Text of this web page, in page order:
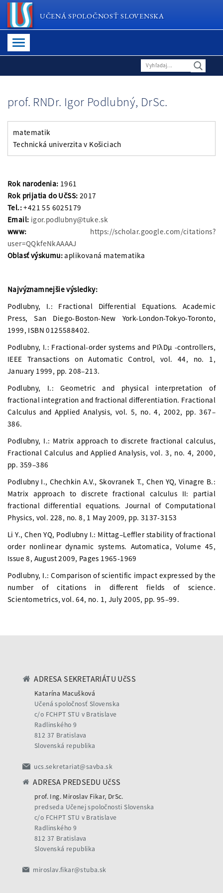
UČENÁ SPOLOČNOSŤ SLOVENSKA
prof. RNDr. Igor Podlubný, DrSc.
matematik
Technická univerzita v Košiciach
Rok narodenia: 1961
Rok prijatia do UčSS: 2017
Tel.:+421 55 6025179
Email: igor.podlubny@tuke.sk
www: https://scholar.google.com/citations?
user=QQkfeNkAAAAJ
Oblasť výskumu:aplikovaná matematika
Najvýznamnejšie výsledky:
Podlubny, I.: Fractional Differential Equations. Academic
Press, San Diego-Boston-New York-London-Tokyo-Toronto,
1999, ISBN 0125588402.
Podlubny, I.: Fractional-order systems and PIλDμ -controllers,
IEEE Transactions on Automatic Control, vol. 44, no. 1,
January 1999, pp. 208–213.
Podlubny, I.: Geometric and physical interpretation of
fractional integration and fractional differentiation. Fractional
Calculus and Applied Analysis, vol. 5, no. 4, 2002, pp. 367–
386.
Podlubny, I.: Matrix approach to discrete fractional calculus,
Fractional Calculus and Applied Analysis, vol. 3, no. 4, 2000,
pp. 359–386
Podlubny I., Chechkin A.V., Skovranek T., Chen YQ, Vinagre B.:
Matrix approach to discrete fractional calculus II: partial
fractional differential equations. Journal of Computational
Physics, vol. 228, no. 8, 1 May 2009, pp. 3137-3153
Li Y., Chen YQ, Podlubny I.: Mittag–Leffler stability of fractional
order nonlinear dynamic systems. Automatica, Volume 45,
Issue 8, August 2009, Pages 1965-1969
Podlubny, I.: Comparison of scientific impact expressed by the
number of citations in different fields of science.
Scientometrics, vol. 64, no. 1, July 2005, pp. 95–99.
ADRESA SEKRETARIÁTU UčSS
Katarína Macušková
Učená spoločnosť Slovenska
c/o FCHPT STU v Bratislave
Radlinského 9
812 37 Bratislava
Slovenská republika
ucs.sekretariat@savba.sk
ADRESA PREDSEDU UčSS
prof. Ing. Miroslav Fikar, DrSc.
predseda Učenej spoločnosti Slovenska
c/o FCHPT STU v Bratislave
Radlinského 9
812 37 Bratislava
Slovenská republika
miroslav.fikar@stuba.sk